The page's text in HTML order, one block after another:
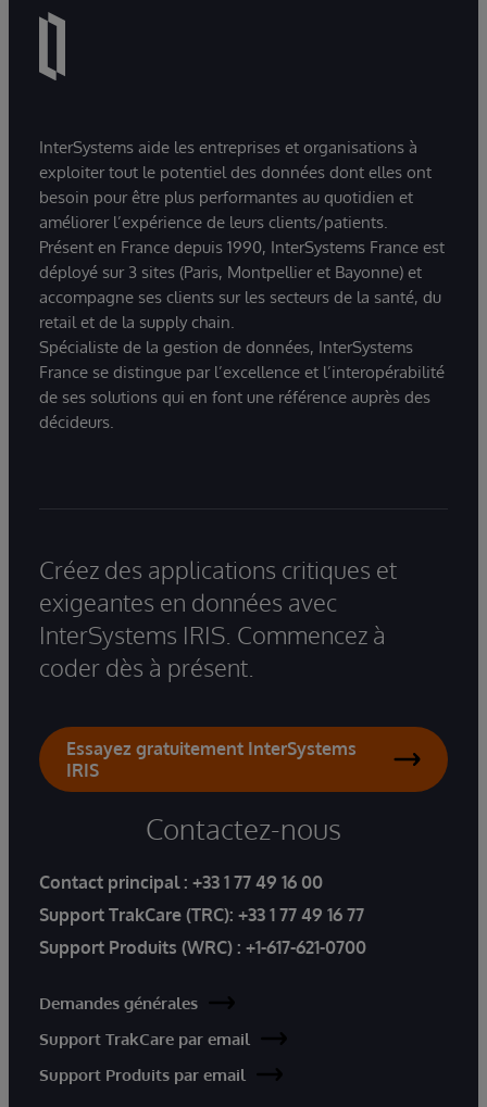
InterSystems aide les entreprises et organisations à
exploiter tout le potentiel des données dont elles ont
besoin pour être plus performantes au quotidien et
améliorer l’expérience de leurs clients/patients.
Présent en France depuis 1990, InterSystems France est
déployé sur 3 sites (Paris, Montpellier et Bayonne) et
accompagne ses clients sur les secteurs de la santé, du
retail et de la supply chain.
Spécialiste de la gestion de données, InterSystems
France se distingue par l’excellence et l’interopérabilité
de ses solutions qui en font une référence auprès des
décideurs.
Créez des applications critiques et
exigeantes en données avec
InterSystems IRIS. Commencez à
coder dès à présent.
Essayez gratuitement InterSystems
IRIS
Contactez-nous
Contact principal : +33 1 77 49 16 00
Support TrakCare (TRC): +33 1 77 49 16 77
Support Produits (WRC) : +1-617-621-0700
Demandes générales
Support TrakCare par email
Support Produits par email